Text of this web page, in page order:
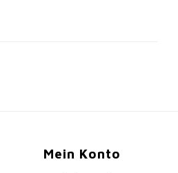
Mein Konto